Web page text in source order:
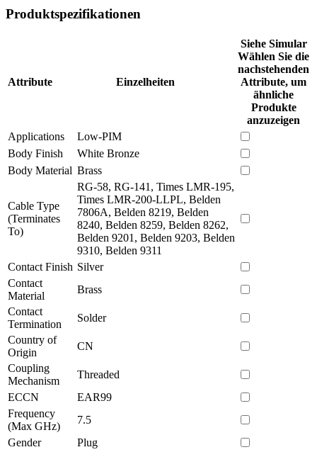
Produktspezifikationen
Attribute Einzelheiten
Siehe Simular
Wählen Sie die
nachstehenden
Attribute, um
ähnliche
Produkte
anzuzeigen
Applications
Low-PIM
Body Finish
White Bronze
Body Material Brass
Cable Type
(Terminates
To)
RG-58, RG-141, Times LMR-195,
Times LMR-200-LLPL, Belden
7806A, Belden 8219, Belden
8240, Belden 8259, Belden 8262,
Belden 9201, Belden 9203, Belden
9310, Belden 9311
Contact Finish Silver
Contact
Material
Brass
Contact
Termination
Solder
Country of
Origin
CN
Coupling
Mechanism
Threaded
ECCN
EAR99
Frequency
(Max GHz)
7.5
Gender
Plug